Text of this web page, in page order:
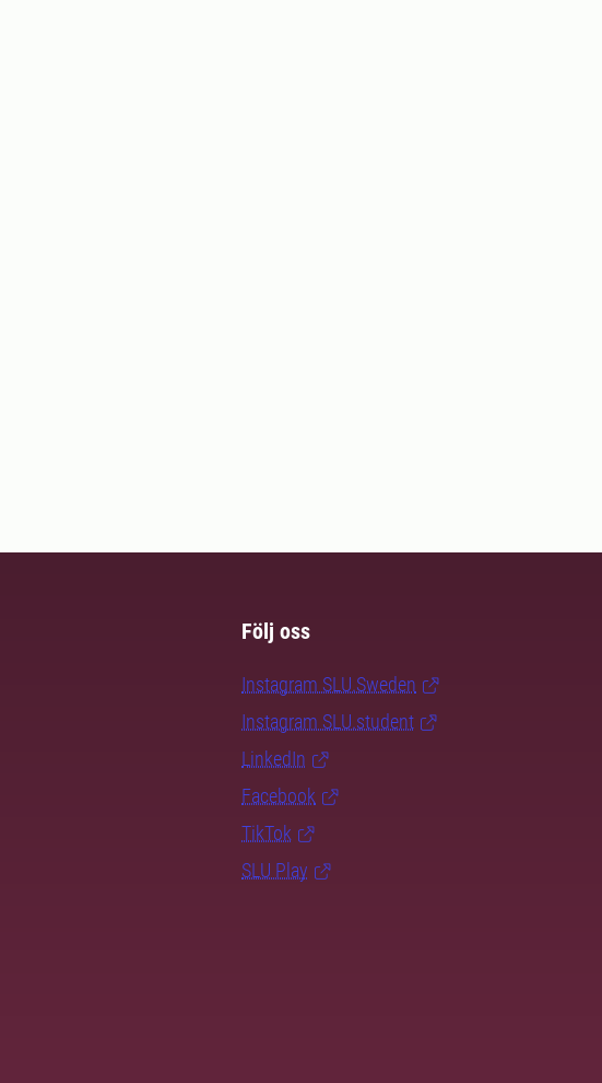
Följ oss
Instagram SLU.Sweden
Instagram SLU.student
LinkedIn
Facebook
TikTok
SLU Play